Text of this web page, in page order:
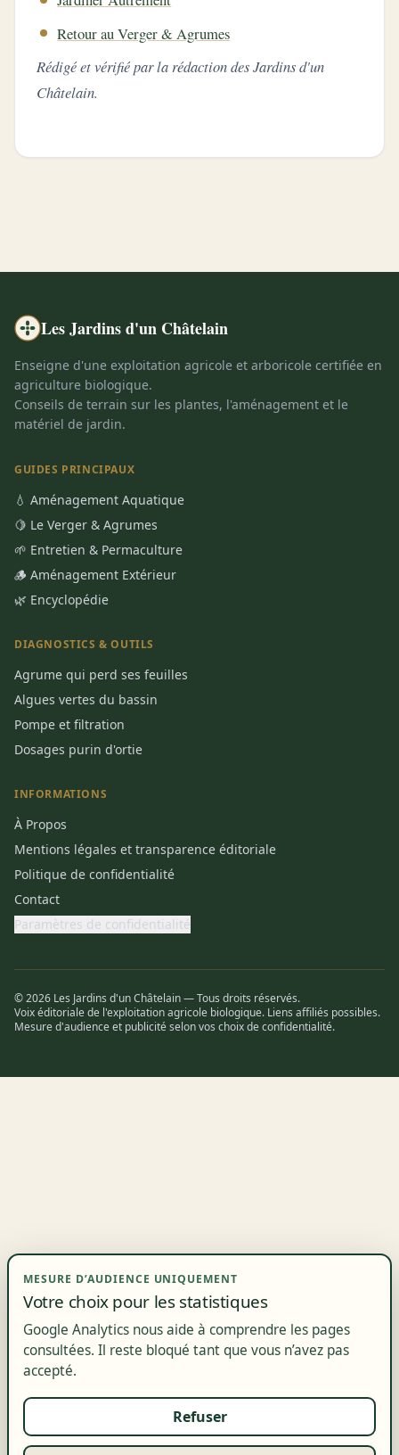
Retour au Verger & Agrumes
Rédigé et vérifié par la rédaction des Jardins d'un
Châtelain.
Les Jardins d'un Châtelain
Enseigne d'une exploitation agricole et arboricole certifiée en
agriculture biologique.
Conseils de terrain sur les plantes, l'aménagement et le
matériel de jardin.
GUIDES PRINCIPAUX
💧 Aménagement Aquatique
🍋 Le Verger & Agrumes
🌱 Entretien & Permaculture
🪵 Aménagement Extérieur
🌿 Encyclopédie
DIAGNOSTICS & OUTILS
Agrume qui perd ses feuilles
Algues vertes du bassin
Pompe et filtration
Dosages purin d'ortie
INFORMATIONS
À Propos
Mentions légales et transparence éditoriale
Politique de confidentialité
Contact
Paramètres de confidentialité
© 2026 Les Jardins d'un Châtelain — Tous droits réservés.
Voix éditoriale de l'exploitation agricole biologique. Liens affiliés possibles.
Mesure d'audience et publicité selon vos choix de confidentialité.
MESURE D’AUDIENCE UNIQUEMENT
Votre choix pour les statistiques
Google Analytics nous aide à comprendre les pages
consultées. Il reste bloqué tant que vous n’avez pas
accepté.
Refuser